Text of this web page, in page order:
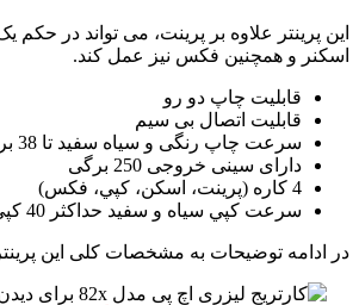
این پرینتر علاوه بر پرینت، می تواند در حکم
اسکنر و همچنین فکس نیز عمل کند.
قابلیت چاپ دو رو
قابلیت اتصال بی سیم
سرعت چاپ رنگی و سیاه سفید تا 38 برگ بر دقیقه
دارای سینی خروجی 250 برگی
4 کاره (پرينت، اسکن، کپي، فکس)
سرعت کپي سياه و سفيد حداکثر 40 کپی در دقیقه
در ادامه توضیحات به مشخصات کلی این
برای